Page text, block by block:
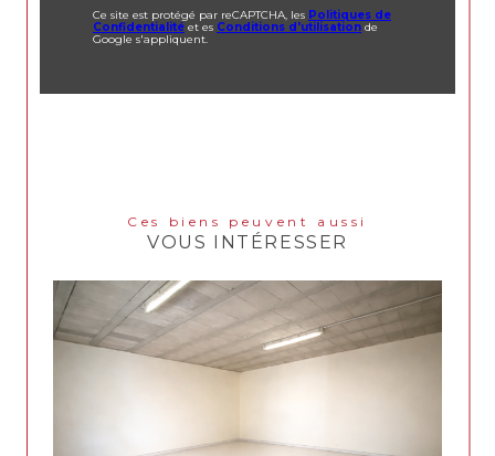
Ce site est protégé par reCAPTCHA, les Politiques de
Confidentialité et es Conditions d'utilisation de
Google s'appliquent.
Ces biens peuvent aussi
VOUS INTÉRESSER